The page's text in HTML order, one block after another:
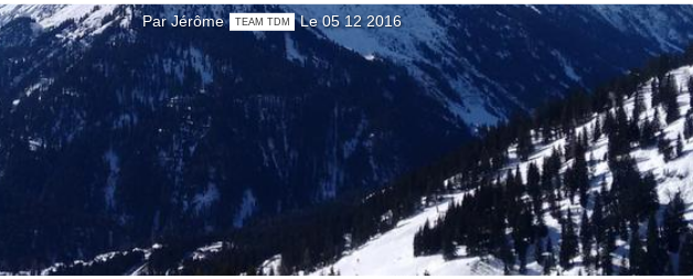
Par Jérôme TEAM TDM Le 05 12 2016